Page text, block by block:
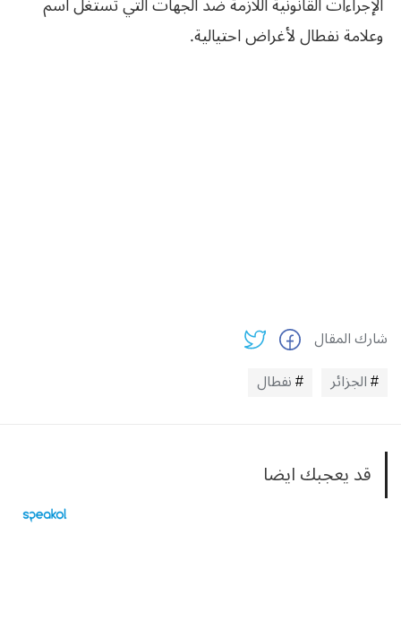
وعلامة نفطال لأغراض احتيالية.
شارك المقال
الجزائر
نفطال
قد يعجبك ايضا